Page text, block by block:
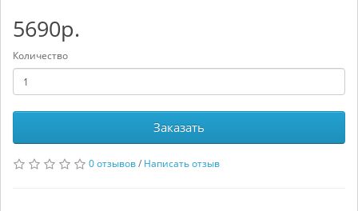
5690р.
Количество
Заказать
0 отзывов/ Написать отзыв